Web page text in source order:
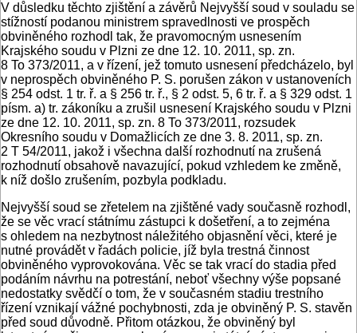
V důsledku těchto zjištění a závěrů Nejvyšší soud v souladu se
stížností podanou ministrem spravedlnosti ve prospěch
obviněného rozhodl tak, že pravomocným usnesením
Krajského soudu v Plzni ze dne 12. 10. 2011, sp. zn.
8 To 373/2011, a v řízení, jež tomuto usnesení předcházelo, byl
v neprospěch obviněného P. S. porušen zákon v ustanoveních
§ 254 odst. 1 tr. ř. a § 256 tr. ř., § 2 odst. 5, 6 tr. ř. a § 329 odst. 1
písm. a) tr. zákoníku a zrušil usnesení Krajského soudu v Plzni
ze dne 12. 10. 2011, sp. zn. 8 To 373/2011, rozsudek
Okresního soudu v Domažlicích ze dne 3. 8. 2011, sp. zn.
2 T 54/2011, jakož i všechna další rozhodnutí na zrušená
rozhodnutí obsahově navazující, pokud vzhledem ke změně,
k níž došlo zrušením, pozbyla podkladu.
Nejvyšší soud se zřetelem na zjištěné vady současně rozhodl,
že se věc vrací státnímu zástupci k došetření, a to zejména
s ohledem na nezbytnost náležitého objasnění věci, které je
nutné provádět v řadách policie, jíž byla trestná činnost
obviněného vyprovokována. Věc se tak vrací do stadia před
podáním návrhu na potrestání, neboť všechny výše popsané
nedostatky svědčí o tom, že v současném stadiu trestního
řízení vznikají vážné pochybnosti, zda je obviněný P. S. stavěn
před soud důvodně. Přitom otázkou, že obviněný byl